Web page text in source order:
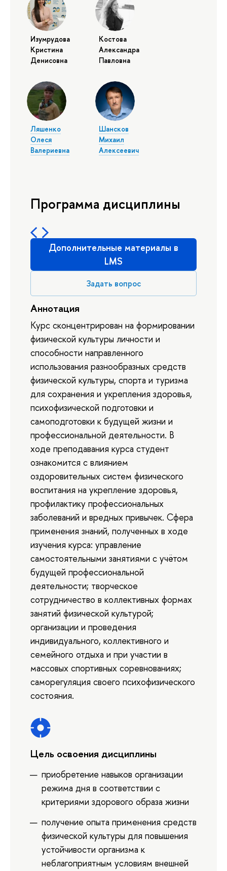
Изумрудова
Кристина
Денисовна
Костова
Александра
Павловна
Ляшенко
Олеся
Валериевна
Шансков
Михаил
Алексеевич
Программа дисциплины
Дополнительные материалы в
LMS
Задать вопрос
Аннотация
Курс сконцентрирован на формировании
физической культуры личности и
способности направленного
использования разнообразных средств
физической культуры, спорта и туризма
для сохранения и укрепления здоровья,
психофизической подготовки и
самоподготовки к будущей жизни и
профессиональной деятельности. В
ходе преподавания курса студент
ознакомится с влиянием
оздоровительных систем физического
воспитания на укрепление здоровья,
профилактику профессиональных
заболеваний и вредных привычек. Сфера
применения знаний, полученных в ходе
изучения курса: управление
самостоятельными занятиями с учётом
будущей профессиональной
деятельности; творческое
сотрудничество в коллективных формах
занятий физической культурой;
организации и проведения
индивидуального, коллективного и
семейного отдыха и при участии в
массовых спортивных соревнованиях;
саморегуляция своего психофизического
состояния.
Цель освоения дисциплины
приобретение навыков организации
режима дня в соответствии с
критериями здорового образа жизни
получение опыта применения средств
физической культуры для повышения
устойчивости организма к
неблагоприятным условиям внешней